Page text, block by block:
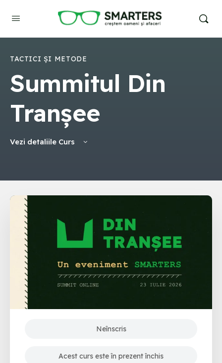
TACTICI ȘI METODE
Summitul Din
Tranșee
Vezi detaliile Curs
Neînscris
Acest curs este în prezent închis